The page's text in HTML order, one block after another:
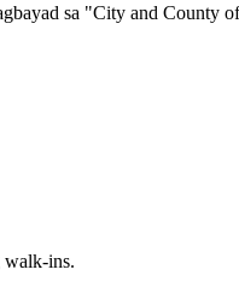
sa "City and County
walk-ins.